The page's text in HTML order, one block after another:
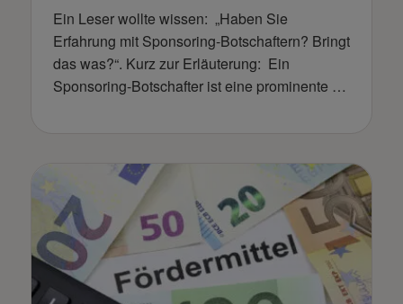
Ein Leser wollte wissen: „Haben Sie
Erfahrung mit Sponsoring-Botschaftern? Bringt
das was?“. Kurz zur Erläuterung: Ein
Sponsoring-Botschafter ist eine prominente …